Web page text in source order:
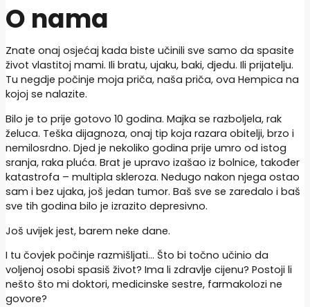
O nama
Znate onaj osjećaj kada biste učinili sve samo da spasite
život vlastitoj mami. Ili bratu, ujaku, baki, djedu. Ili prijatelju.
Tu negdje počinje moja priča, naša priča, ova Hempica na
kojoj se nalazite.
Bilo je to prije gotovo 10 godina. Majka se razboljela, rak
želuca. Teška dijagnoza, onaj tip koja razara obitelji, brzo i
nemilosrdno. Djed je nekoliko godina prije umro od istog
sranja, raka pluća. Brat je upravo izašao iz bolnice, također
katastrofa – multipla skleroza. Nedugo nakon njega ostao
sam i bez ujaka, još jedan tumor. Baš sve se zaredalo i baš
sve tih godina bilo je izrazito depresivno.
Još uvijek jest, barem neke dane.
I tu čovjek počinje razmišljati… Što bi točno učinio da
voljenoj osobi spasiš život? Ima li zdravlje cijenu? Postoji li
nešto što mi doktori, medicinske sestre, farmakolozi ne
govore?